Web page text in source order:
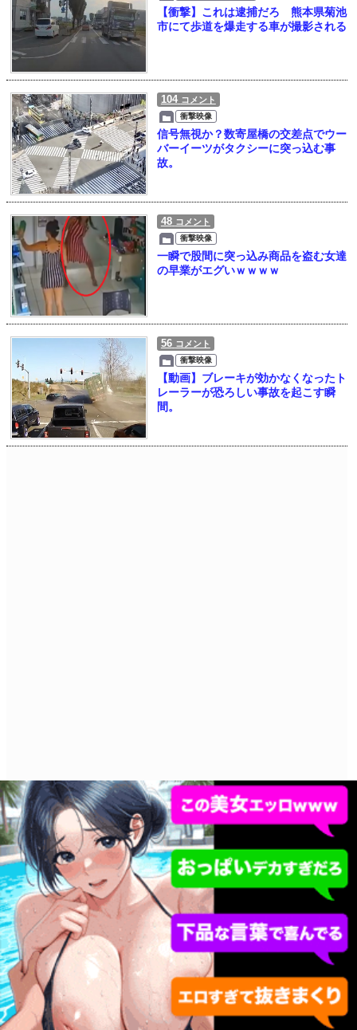
【衝撃】これは逮捕だろ 熊本県菊池
市にて歩道を爆走する車が撮影される
104 コメント
衝撃映像
信号無視か？数寄屋橋の交差点でウー
バーイーツがタクシーに突っ込む事
故。
48 コメント
衝撃映像
一瞬で股間に突っ込み商品を盗む女達
の早業がエグいｗｗｗｗ
56 コメント
衝撃映像
【動画】ブレーキが効かなくなったト
レーラーが恐ろしい事故を起こす瞬
間。